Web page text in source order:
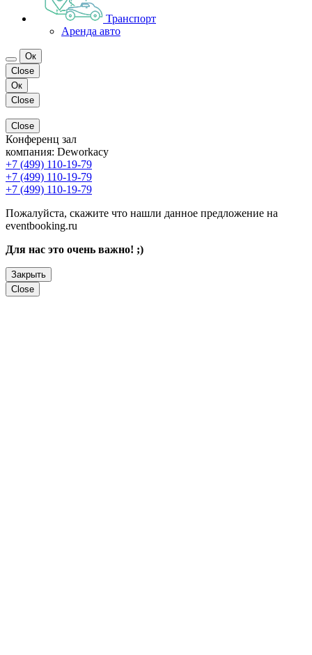
Транспорт
Аренда авто
Ок
Close
Ок
Close
Close
Конференц зал
компания: Deworkacy
+7 (499) 110-19-79
+7 (499) 110-19-79
+7 (499) 110-19-79
Пожалуйста, скажите что нашли данное предложение на
eventbooking.ru
Для нас это очень важно! ;)
Закрыть
Close